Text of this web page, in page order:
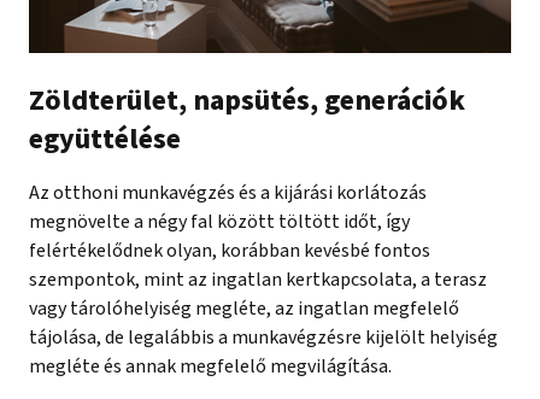
Zöldterület, napsütés, generációk
együttélése
Az otthoni munkavégzés és a kijárási korlátozás
megnövelte a négy fal között töltött időt, így
felértékelődnek olyan, korábban kevésbé fontos
szempontok, mint az ingatlan kertkapcsolata, a terasz
vagy tárolóhelyiség megléte, az ingatlan megfelelő
tájolása, de legalábbis a munkavégzésre kijelölt helyiség
megléte és annak megfelelő megvilágítása.